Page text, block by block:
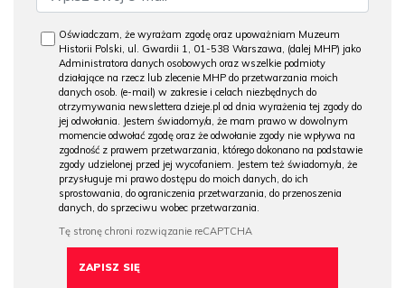
Oświadczam, że wyrażam zgodę oraz upoważniam Muzeum
Historii Polski, ul. Gwardii 1, 01-538 Warszawa, (dalej MHP) jako
Administratora danych osobowych oraz wszelkie podmioty
działające na rzecz lub zlecenie MHP do przetwarzania moich
danych osob. (e-mail) w zakresie i celach niezbędnych do
otrzymywania newslettera dzieje.pl od dnia wyrażenia tej zgody do
jej odwołania. Jestem świadomy/a, że mam prawo w dowolnym
momencie odwołać zgodę oraz że odwołanie zgody nie wpływa na
zgodność z prawem przetwarzania, którego dokonano na podstawie
zgody udzielonej przed jej wycofaniem. Jestem też świadomy/a, że
przysługuje mi prawo dostępu do moich danych, do ich
sprostowania, do ograniczenia przetwarzania, do przenoszenia
danych, do sprzeciwu wobec przetwarzania.